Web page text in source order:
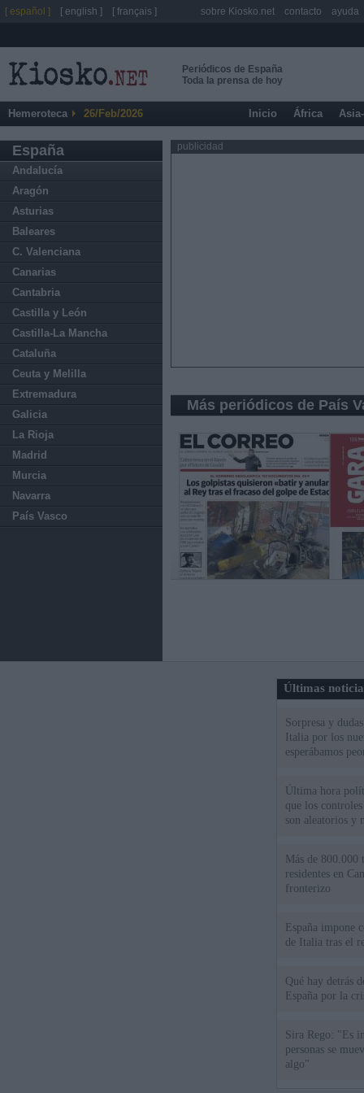
Periódicos de España
Toda la prensa de hoy
Hemeroteca 26/Feb/2026 Inicio África
España
Andalucía
Aragón
Asturias
Baleares
C. Valenciana
Canarias
Cantabria
Castilla y León
Castilla-La Mancha
Cataluña
Ceuta y Melilla
Extremadura
Galicia
La Rioja
Madrid
Murcia
Navarra
País Vasco
publicidad
Más periódicos de País
Últimas
Sorpresa y
Italia por los
esperábamos
Última hora
que los
son aleatorios y
Más de 800.000
residentes en
fronterizo
España impone
de Italia tras el
Qué hay detrás
España por la
Sira Rego: "Es
personas se
algo"
[ español ] [ english ] [ français ] sobre Kiosko.net contacto ayuda